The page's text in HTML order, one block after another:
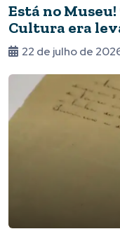
Está no
Cultura era
22 de julho de